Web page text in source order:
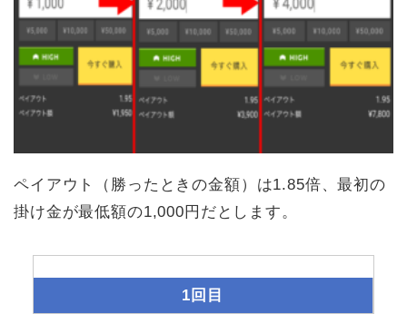
ペイアウト（勝ったときの金額）は1.85倍、最初の
掛け金が最低額の1,000円だとします。
1回目